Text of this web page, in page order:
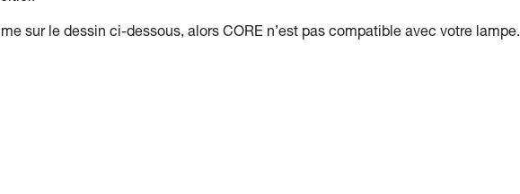
sur le dessin ci-dessous, alors CORE n’est pas compatible avec votre lampe.